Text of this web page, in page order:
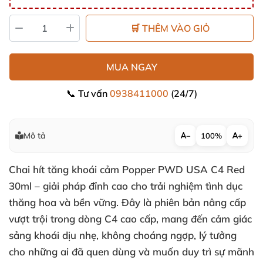
🛒 THÊM VÀO GIỎ
MUA NGAY
📞 Tư vấn 0938411000 (24/7)
Mô tả − 100% +
Chai hít tăng khoái cảm Popper PWD USA C4 Red
30ml – giải pháp đỉnh cao cho trải nghiệm tình dục
thăng hoa và bền vững. Đây là phiên bản nâng cấp
vượt trội trong dòng C4 cao cấp, mang đến cảm giác
sảng khoái dịu nhẹ, không choáng ngợp, lý tưởng
cho những ai đã quen dùng và muốn duy trì sự mãnh